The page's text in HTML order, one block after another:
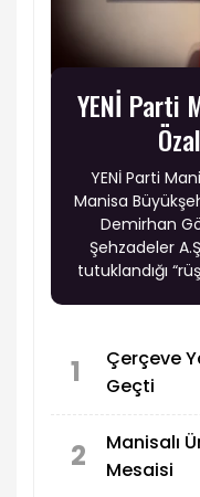
YENİ Parti
YENİ Parti
Manisa
Demirhan
Şehzadeler
tutuklandığı
1
Çerçeve
Geçti
2
Manisalı
Mesaisi